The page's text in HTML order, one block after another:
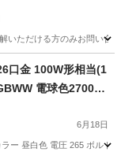
いただける方のみお問い
口金 100W形相当(1
電球色2700K
)
6月18日
ー 昼白色 電圧 265 ボル